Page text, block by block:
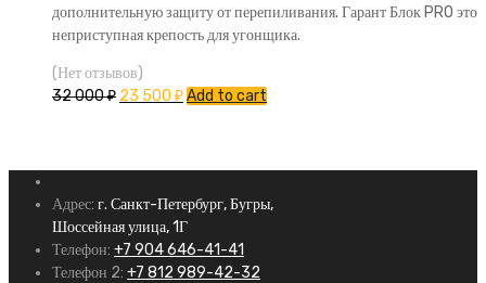
дополнительную защиту от перепиливания. Гарант Блок PRO это
неприступная крепость для угонщика.
(Нет отзывов)
32 000₽ 23 500 ₽Add to cart
Адрес: г. Санкт-Петербург, Бугры,
Шоссейная улица, 1Г
Телефон: +7 904 646-41-41
Телефон 2: +7 812 989-42-32